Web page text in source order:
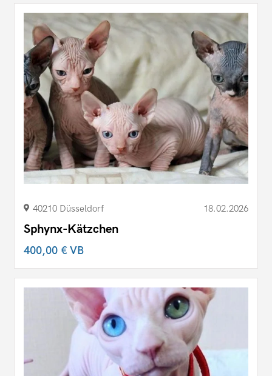
40210 Düsseldorf 18.02.2026
Sphynx-Kätzchen
400,00 €VB